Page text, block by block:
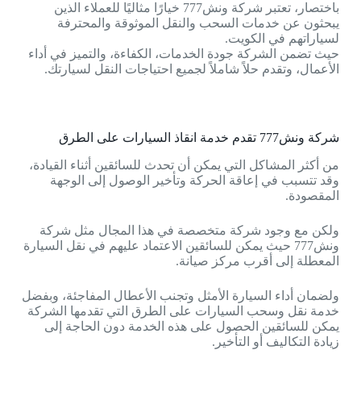
باختصار، تعتبر شركة ونش777 خيارًا مثاليًا للعملاء الذين
يبحثون عن خدمات السحب والنقل الموثوقة والمحترفة
لسياراتهم في الكويت.
حيث تضمن الشركة جودة الخدمات، الكفاءة، والتميز في أداء
الأعمال، وتقدم حلاً شاملاً لجميع احتياجات النقل لسيارتك.
شركة ونش777 تقدم خدمة انقاذ السيارات على الطرق
من أكثر المشاكل التي يمكن أن تحدث للسائقين أثناء القيادة،
وقد تتسبب في إعاقة الحركة وتأخير الوصول إلى الوجهة
المقصودة.
ولكن مع وجود شركة متخصصة في هذا المجال مثل شركة
ونش777 حيث يمكن للسائقين الاعتماد عليهم في نقل السيارة
المعطلة إلى أقرب مركز صيانة.
ولضمان أداء السيارة الأمثل وتجنب الأعطال المفاجئة، وبفضل
خدمة نقل وسحب السيارات على الطرق التي تقدمها الشركة
يمكن للسائقين الحصول على هذه الخدمة دون الحاجة إلى
زيادة التكاليف أو التأخير.